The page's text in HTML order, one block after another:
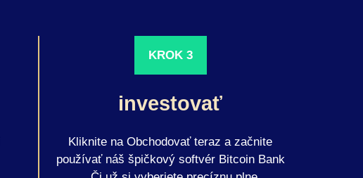
KROK 3
investovať
Kliknite na Obchodovať teraz a začnite
používať náš špičkový softvér Bitcoin Bank